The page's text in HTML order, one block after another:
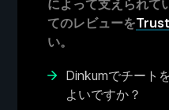
によって支えられて
てのレビューを
い。
Dinkumでチート
よいですか？